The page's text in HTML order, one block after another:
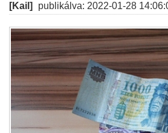
[Kail] publikálva: 2022-01-28